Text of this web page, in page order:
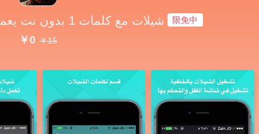
شيلات مع كلمات 1 بدون نت يعمل بالخلفية طرب و وناسة 限免中
￥0 ￥15